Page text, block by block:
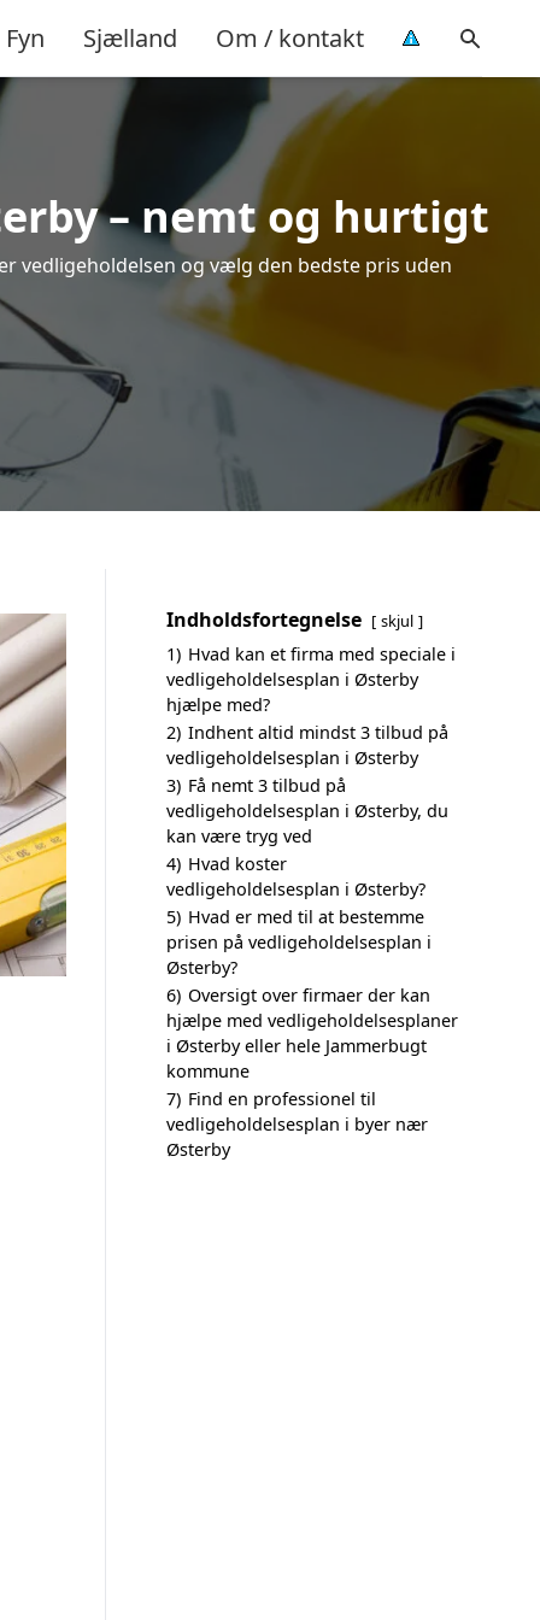
Fyn Sjælland Om / kontakt
– nemt og hurtigt
vedligeholdelsen og vælg den bedste pris uden
Indholdsfortegnelse skjul
1) Hvad kan et firma med speciale i
vedligeholdelsesplan i Østerby
hjælpe med?
2) Indhent altid mindst 3 tilbud på
vedligeholdelsesplan i Østerby
3) Få nemt 3 tilbud på
vedligeholdelsesplan i Østerby, du
kan være tryg ved
4) Hvad koster
vedligeholdelsesplan i Østerby?
5) Hvad er med til at bestemme
prisen på vedligeholdelsesplan i
Østerby?
6) Oversigt over firmaer der kan
hjælpe med vedligeholdelsesplaner
i Østerby eller hele Jammerbugt
kommune
7) Find en professionel til
vedligeholdelsesplan i byer nær
Østerby